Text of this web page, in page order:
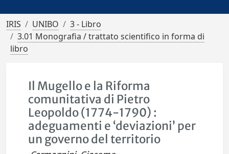
IRIS UNIBO
3 - Libro
3.01 Monografia / trattato scientifico in forma di
libro
Il Mugello e la Riforma
comunitativa di Pietro
Leopoldo (1774-1790) :
adeguamenti e ‘deviazioni’ per
un governo del territorio